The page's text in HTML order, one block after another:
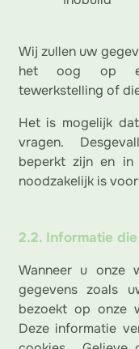
Wij zullen uw
het oog op
tewerkstelling of
Het is mogelijk
vragen.
beperkt zijn en
noodzakelijk is
2.2. Informatie
Wanneer u onze
gegevens zoals
bezoekt op onze
Deze informatie